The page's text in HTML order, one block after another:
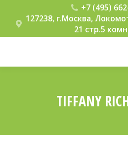
+7 (495)
127238, г.Москва,
21 стр.5
TIFFANY